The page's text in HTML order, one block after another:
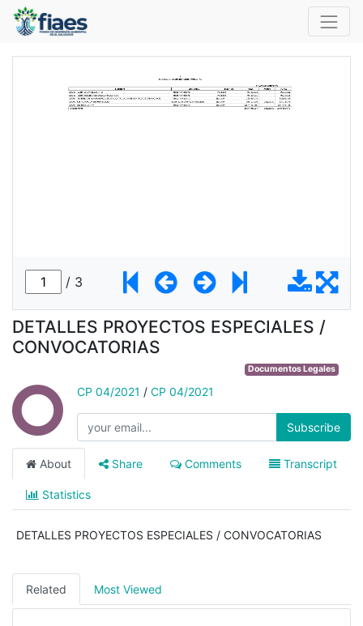
DETALLES PROYECTOS ESPECIALES /
CONVOCATORIAS
Documentos Legales
CP 04/2021 / CP 04/2021
Subscribe
About Share Comments Transcript
Statistics
DETALLES PROYECTOS ESPECIALES / CONVOCATORIAS
Related Most Viewed